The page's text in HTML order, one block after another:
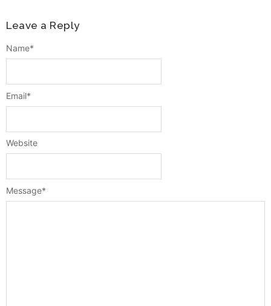
Leave a Reply
Message*
Name*
Email*
Website